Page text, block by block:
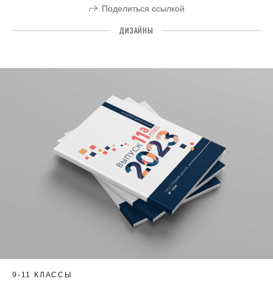
Поделиться ссылкой
ДИЗАЙНЫ
9-11 КЛАССЫ